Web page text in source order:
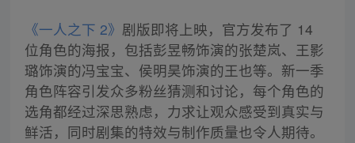
《一人之下 2》 剧版即将上映，官方发布了 14
位角色的海报，包括彭昱畅饰演的张楚岚、王影
璐饰演的冯宝宝、侯明昊饰演的王也等。新一季
角色阵容引发众多粉丝猜测和讨论，每个角色的
选角都经过深思熟虑，力求让观众感受到真实与
鲜活，同时剧集的特效与制作质量也令人期待。